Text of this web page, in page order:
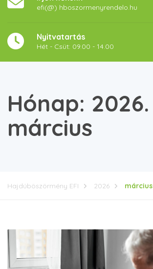
efi(@) hboszormenyrendelo.hu
Nyitvatartás
Hét - Csüt: 09.00 - 14.00
Hónap: 2026.
március
Hajdúböszörmény EFI 2026 március